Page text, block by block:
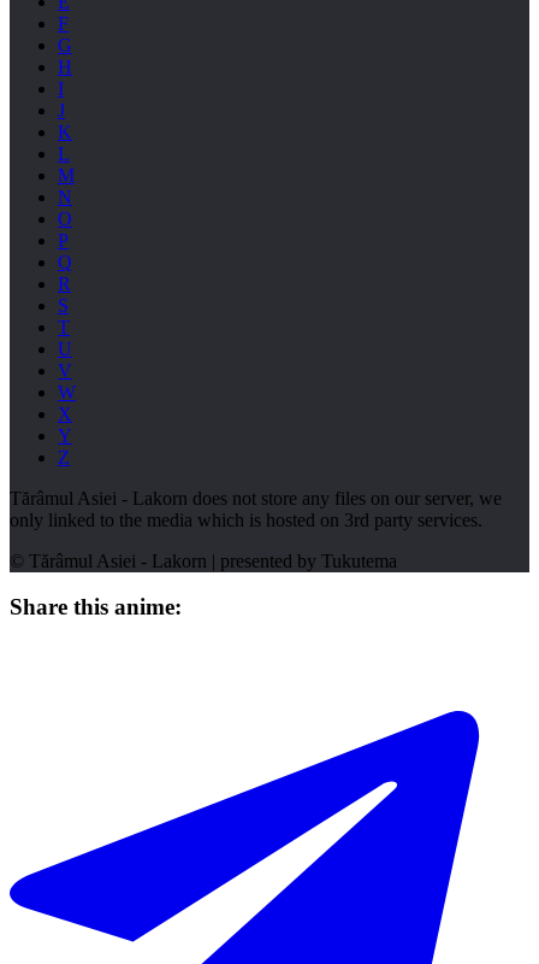
F
G
H
I
J
K
L
M
N
O
P
Q
R
S
T
U
V
W
X
Y
Z
Tărâmul Asiei - Lakorn does not store any files on our server, we
only linked to the media which is hosted on 3rd party services.
© Tărâmul Asiei - Lakorn | presented by Tukutema
Share this anime: